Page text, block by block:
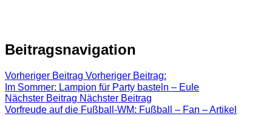
Beitragsnavigation
Vorheriger Beitrag Vorheriger Beitrag:
Im Sommer: Lampion für Party basteln – Eule
Nächster Beitrag Nächster Beitrag
Vorfreude auf die Fußball-WM: Fußball – Fan – Artikel